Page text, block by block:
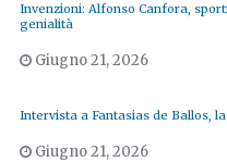
Invenzioni: Alfonso Canfora,
genialità
Giugno 21, 2026
Intervista a Fantasias de Ballos,
Giugno 21, 2026